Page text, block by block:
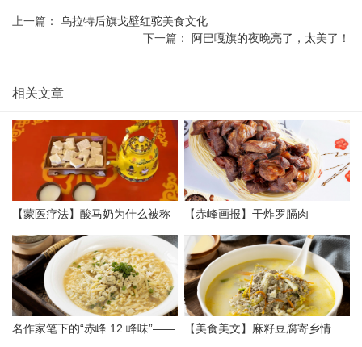
上一篇： 乌拉特后旗戈壁红驼美食文化
下一篇：
阿巴嘎旗的夜晚亮了，太美了！
相关文章
【蒙医疗法】酸马奶为什么被称
为蒙古八珍之一？
【赤峰画报】干炸罗膈肉
名作家笔下的“赤峰 12 峰味”——
【美食美文】麻籽豆腐寄乡情